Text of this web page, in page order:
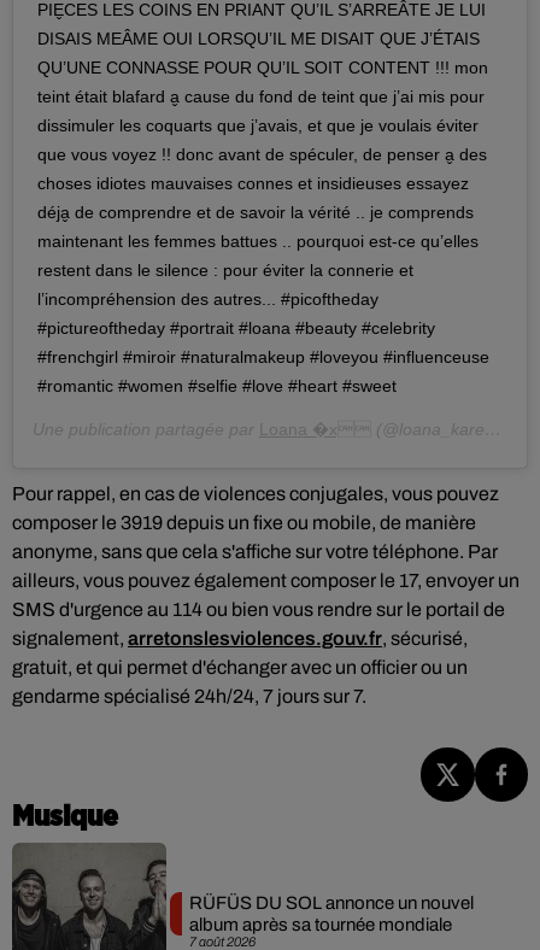
PIE̬CES LES COINS EN PRIANT QU’IL S’ARREÂTE JE LUI
DISAIS MEÂME OUI LORSQU’IL ME DISAIT QUE J’ÉTAIS
QU’UNE CONNASSE POUR QU’IL SOIT CONTENT !!! mon
teint était blafard a̬ cause du fond de teint que j’ai mis pour
dissimuler les coquarts que j’avais, et que je voulais éviter
que vous voyez !! donc avant de spéculer, de penser a̬ des
choses idiotes mauvaises connes et insidieuses essayez
déja̬ de comprendre et de savoir la vérité .. je comprends
maintenant les femmes battues .. pourquoi est-ce qu’elles
restent dans le silence : pour éviter la connerie et
l’incompréhension des autres... #picoftheday
#pictureoftheday #portrait #loana #beauty #celebrity
#frenchgirl #miroir #naturalmakeup #loveyou #influenceuse
#romantic #women #selfie #love #heart #sweet
Une publication partagée par Loana �x (@loana_karesdanje) le
Pour rappel, en cas de violences conjugales, vous pouvez
composer le 3919 depuis un fixe ou mobile, de manière
anonyme, sans que cela s'affiche sur votre téléphone. Par
ailleurs, vous pouvez également composer le 17, envoyer un
SMS d'urgence au 114 ou bien vous rendre sur le portail de
signalement, arretonslesviolences.gouv.fr, sécurisé,
gratuit, et qui permet d'échanger avec un officier ou un
gendarme spécialisé 24h/24, 7 jours sur 7.
Musique
7 août 2026
RÜFÜS DU SOL annonce un nouvel
album après sa tournée mondiale